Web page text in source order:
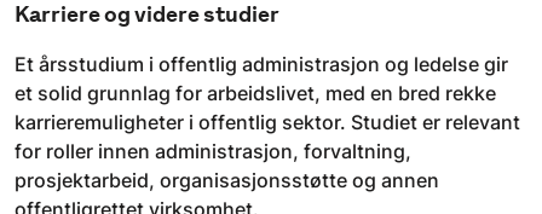
Karriere og videre studier
Et årsstudium i offentlig administrasjon og ledelse gir
et solid grunnlag for arbeidslivet, med en bred rekke
karrieremuligheter i offentlig sektor. Studiet er relevant
for roller innen administrasjon, forvaltning,
prosjektarbeid, organisasjonsstøtte og annen
offentligrettet virksomhet.